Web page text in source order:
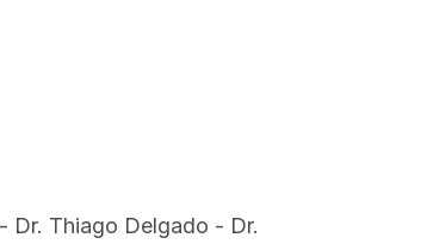
Dr. Thiago Delgado - Dr.